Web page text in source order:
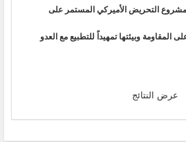
مشروع التحريض الأميركي المستمر على
المقاومة وبيئتها تمهيداً للتطبيع مع العدو
عرض النتائج